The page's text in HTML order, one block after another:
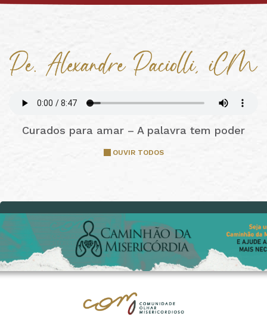
Curados para amar – A palavra tem poder
OUVIR TODOS